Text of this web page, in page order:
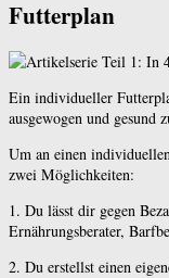
Futterplan
Ein individueller
ausgewogen und gesund
Um an einen
zwei Möglichkeiten:
1. Du lässt dir gegen
Ernährungsberater,
2. Du erstellst einen